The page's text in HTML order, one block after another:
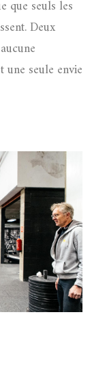
que seuls les
Deux
seule envie